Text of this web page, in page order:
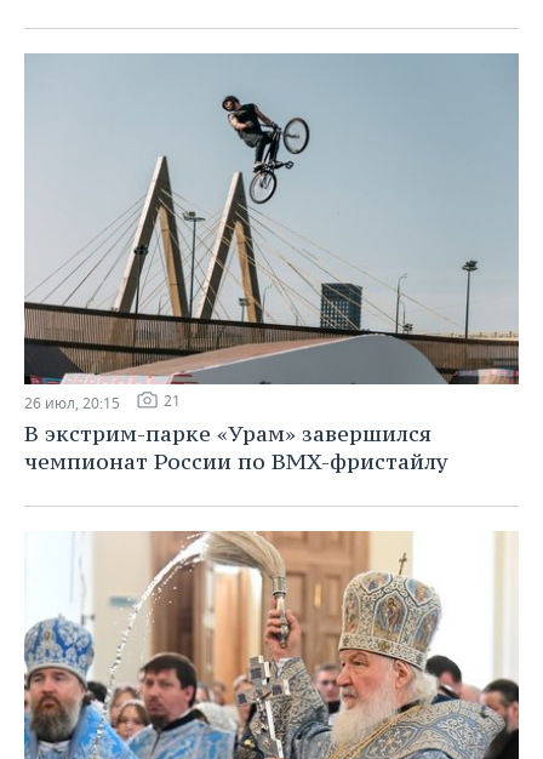
26 июл, 20:15 21
В экстрим-парке «Урам» завершился
чемпионат России по BMX-фристайлу